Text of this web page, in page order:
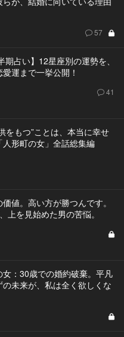
57
期占い】12星座別の運勢を、
運まで一挙公開！
41
をもつ”ことは、本当に幸せ
人形町の女」全話総集編
値。高い方が勝つんです。
上を見始めた男の苦悩。
女：30歳での婚約破棄。平凡
の未来が、私は全く欲しくな